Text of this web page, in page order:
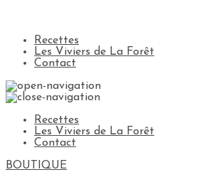
Recettes
Les Viviers de La Forêt
Contact
Recettes
Les Viviers de La Forêt
Contact
BOUTIQUE